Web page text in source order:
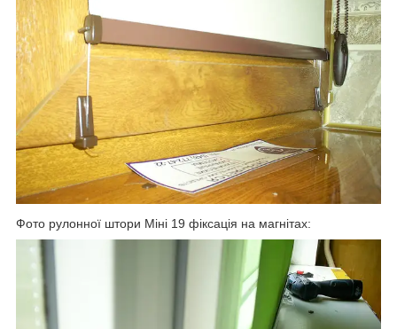
Фото рулонної штори Міні 19 фіксація на магнітах: